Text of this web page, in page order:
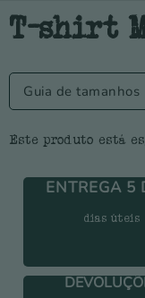
T-shirt
Guia de tamanhos
Este produto está
ENTREGA 5
dias úteis